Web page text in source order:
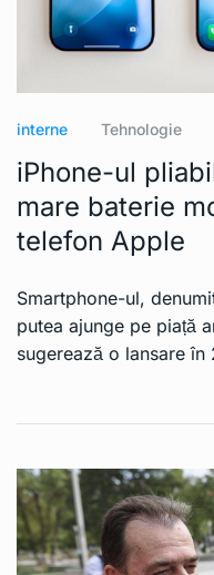
interne Tehnologie
iPhone-ul
mare baterie
telefon Apple
Smartphone-ul,
putea ajunge pe piață
sugerează o lansare în